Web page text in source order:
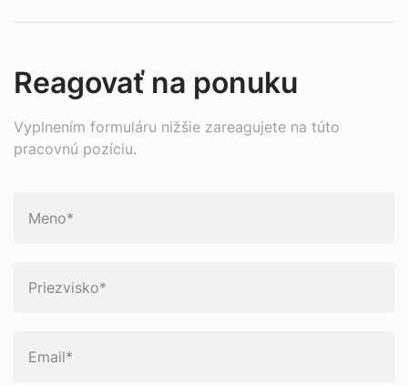
Reagovať na ponuku
Vyplnením formuláru nižšie zareagujete na túto
pracovnú pozíciu.